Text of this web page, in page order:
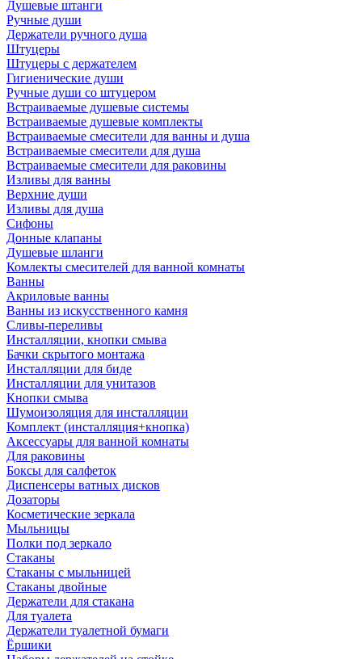
Душевые штанги
Ручные души
Держатели ручного душа
Штуцеры
Штуцеры с держателем
Гигиенические души
Ручные души со штуцером
Встраиваемые душевые системы
Встраиваемые душевые комплекты
Встраиваемые смесители для ванны и душа
Встраиваемые смесители для душа
Встраиваемые смесители для раковины
Изливы для ванны
Верхние души
Изливы для душа
Сифоны
Донные клапаны
Душевые шланги
Комлекты смесителей для ванной комнаты
Ванны
Акриловые ванны
Ванны из искусственного камня
Сливы-переливы
Инсталляции, кнопки смыва
Бачки скрытого монтажа
Инсталляции для биде
Инсталляции для унитазов
Кнопки смыва
Шумоизоляция для инсталляции
Комплект (инсталляция+кнопка)
Аксессуары для ванной комнаты
Для раковины
Боксы для салфеток
Диспенсеры ватных дисков
Дозаторы
Косметические зеркала
Мыльницы
Полки под зеркало
Стаканы
Стаканы с мыльницей
Стаканы двойные
Держатели для стакана
Для туалета
Держатели туалетной бумаги
Ёршики